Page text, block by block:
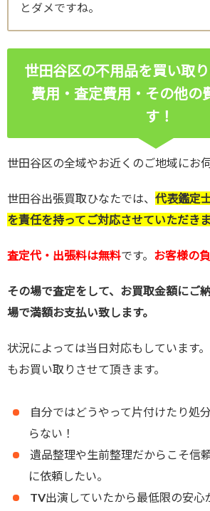
とダメですね。
世田谷区の不用品を買い取
費用・査定費用・その他の
す！
世田谷区の全域やお近くのご地域にお
世田谷出張買取ひなたでは、 代表鑑定
を責任を持ってご対応させていただきま
査定代・出張料は無料です。 お客様の
その場で査定をして、お買取金額にご
場で満額お支払い致します。
状況によっては当日対応もしています
もお買い取りさせて頂きます。
自分ではどうやって片付けたり処
らない！
遺品整理や生前整理だからこそ信
に依頼したい。
TV出演していたから最低限の安心